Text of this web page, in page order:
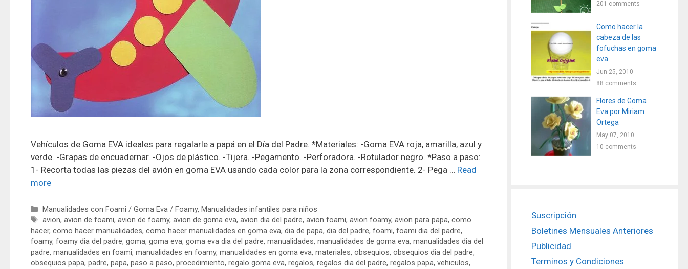
Vehículos de Goma EVA ideales para regalarle a papá en el Día del Padre. *Materiales: -Goma EVA roja, amarilla, azul y
verde. -Grapas de encuadernar. -Ojos de plástico. -Tijera. -Pegamento. -Perforadora. -Rotulador negro. *Paso a paso:
1- Recorta todas las piezas del avión en goma EVA usando cada color para la zona correspondiente. 2- Pega … Read
more
Manualidades con Foami / Goma Eva / Foamy, Manualidades infantiles para niños
avion, avion de foami, avion de foamy, avion de goma eva, avion dia del padre, avion foami, avion foamy, avion para papa, como
hacer, como hacer manualidades, como hacer manualidades en goma eva, dia de papa, dia del padre, foami, foami dia del padre,
foamy, foamy dia del padre, goma, goma eva, goma eva dia del padre, manualidades, manualidades de goma eva, manualidades dia del
padre, manualidades en foami, manualidades en foamy, manualidades en goma eva, materiales, obsequios, obsequios dia del padre,
obsequios papa, padre, papa, paso a paso, procedimiento, regalo goma eva, regalos, regalos dia del padre, regalos papa, vehiculos,
201 comments
Como hacer la
cabeza de las
fofuchas en goma
eva
Jun 25, 2010
88 comments
Flores de Goma
Eva por Miriam
Ortega
May 07, 2010
10 comments
Suscripción
Boletines Mensuales Anteriores
Publicidad
Terminos y Condiciones